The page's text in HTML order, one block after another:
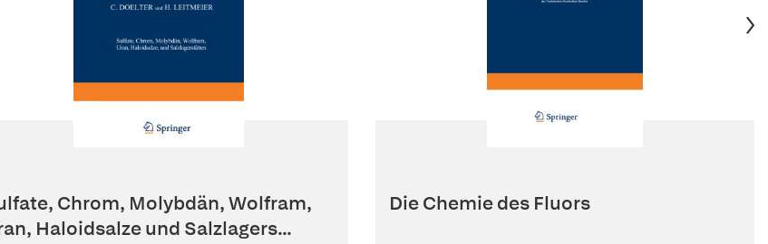
Chrom, Molybdän, Wolfram,
Haloidsalze und Salzlagers...
Die Chemie des Fluors